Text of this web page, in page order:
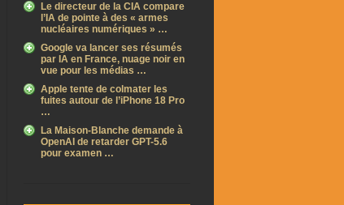
Le directeur de la CIA compare
l’IA de pointe à des « armes
nucléaires numériques » …
Google va lancer ses résumés
par IA en France, nuage noir en
vue pour les médias …
Apple tente de colmater les
fuites autour de l’iPhone 18 Pro
…
La Maison-Blanche demande à
OpenAI de retarder GPT-5.6
pour examen …